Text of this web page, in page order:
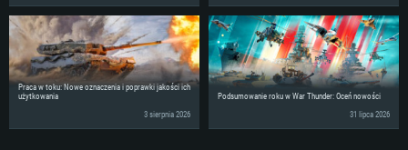
Praca w toku: Nowe oznaczenia i poprawki jakości ich
użytkowania
3 sierpnia 2026
Podsumowanie roku w War Thunder: Oceń nowości
31 lipca 2026